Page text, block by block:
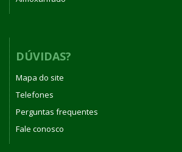
DÚVIDAS?
Mapa do site
Telefones
Perguntas frequentes
Fale conosco